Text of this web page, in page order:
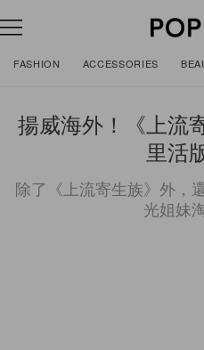
FASHION ACCESSORIES
揚威海外！《上流
里活
除了《上流寄生族》外，
光姐妹